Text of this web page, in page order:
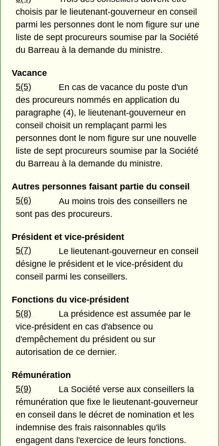
choisis par le lieutenant-gouverneur en conseil
parmi les personnes dont le nom figure sur une
liste de sept procureurs soumise par la Société
du Barreau à la demande du ministre.
Vacance
5(5)
En cas de vacance du poste d'un
des procureurs nommés en application du
paragraphe (4), le lieutenant-gouverneur en
conseil choisit un remplaçant parmi les
personnes dont le nom figure sur une nouvelle
liste de sept procureurs soumise par la Société
du Barreau à la demande du ministre.
Autres personnes faisant partie du conseil
5(6)
Au moins trois des conseillers ne
sont pas des procureurs.
Président et vice-président
5(7)
Le lieutenant-gouverneur en conseil
désigne le président et le vice-président du
conseil parmi les conseillers.
Fonctions du vice-président
5(8)
La présidence est assumée par le
vice-président en cas d'absence ou
d'empêchement du président ou sur
autorisation de ce dernier.
Rémunération
5(9)
La Société verse aux conseillers la
rémunération que fixe le lieutenant-gouverneur
en conseil dans le décret de nomination et les
indemnise des frais raisonnables qu'ils
engagent dans l'exercice de leurs fonctions.